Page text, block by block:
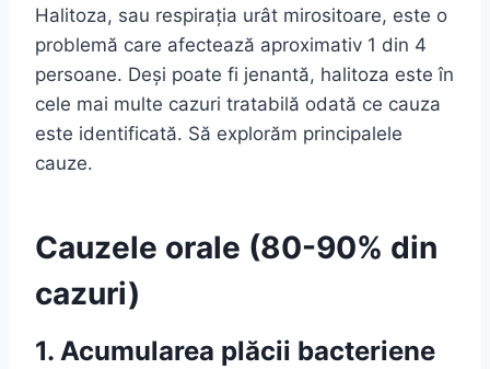
Halitoza, sau respirația urât mirositoare, este o
problemă care afectează aproximativ 1 din 4
persoane. Deși poate fi jenantă, halitoza este în
cele mai multe cazuri tratabilă odată ce cauza
este identificată. Să explorăm principalele
cauze.
Cauzele orale (80-90% din
cazuri)
1. Acumularea plăcii bacteriene